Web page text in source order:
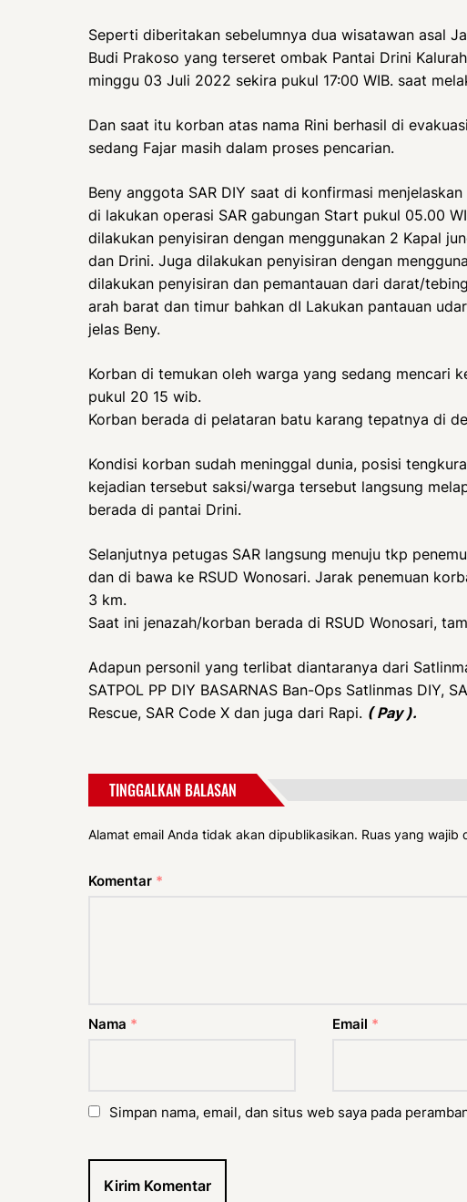
Seperti diberitakan sebelumnya dua wisatawan asal
Budi Prakoso yang terseret ombak Pantai Drini
minggu 03 Juli 2022 sekira pukul 17:00 WIB. saat
Dan saat itu korban atas nama Rini berhasil di
sedang Fajar masih dalam proses pencarian.
Beny anggota SAR DIY saat di konfirmasi
di lakukan operasi SAR gabungan Start pukul 05.00
dilakukan penyisiran dengan menggunakan 2 Kapal
dan Drini. Juga dilakukan penyisiran dengan
dilakukan penyisiran dan pemantauan dari darat/
arah barat dan timur bahkan dI Lakukan pantauan
jelas Beny.
Korban di temukan oleh warga yang sedang mencari
pukul 20 15 wib.
Korban berada di pelataran batu karang tepatnya di
Kondisi korban sudah meninggal dunia, posisi
kejadian tersebut saksi/warga tersebut langsung
berada di pantai Drini.
Selanjutnya petugas SAR langsung menuju tkp
dan di bawa ke RSUD Wonosari. Jarak penemuan
3 km.
Saat ini jenazah/korban berada di RSUD Wonosari,
Adapun personil yang terlibat diantaranya dari
SATPOL PP DIY BASARNAS Ban-Ops Satlinmas DIY,
Rescue, SAR Code X dan juga dari Rapi. ( Pay ).
TINGGALKAN BALASAN
Alamat email Anda tidak akan dipublikasikan. Ruas yang wajib
Komentar *
Nama * Email *
Simpan nama, email, dan situs web saya pada